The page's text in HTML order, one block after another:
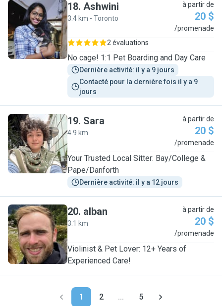
A
18. Ashwini
3.4 km - Toronto
à partir de
20 $
/promenade
2 évaluations
No cage! 1:1 Pet Boarding and Day Care
Dernière activité: il y a 9 jours
Contacté pour la dernière fois il y a 9
jours
S
19. Sara
4.9 km
à partir de
20 $
/promenade
Your Trusted Local Sitter: Bay/College &
Pape/Danforth
Dernière activité: il y a 12 jours
A
20. alban
3.1 km
à partir de
20 $
/promenade
Violinist & Pet Lover: 12+ Years of
Experienced Care!
1 2 ... 5